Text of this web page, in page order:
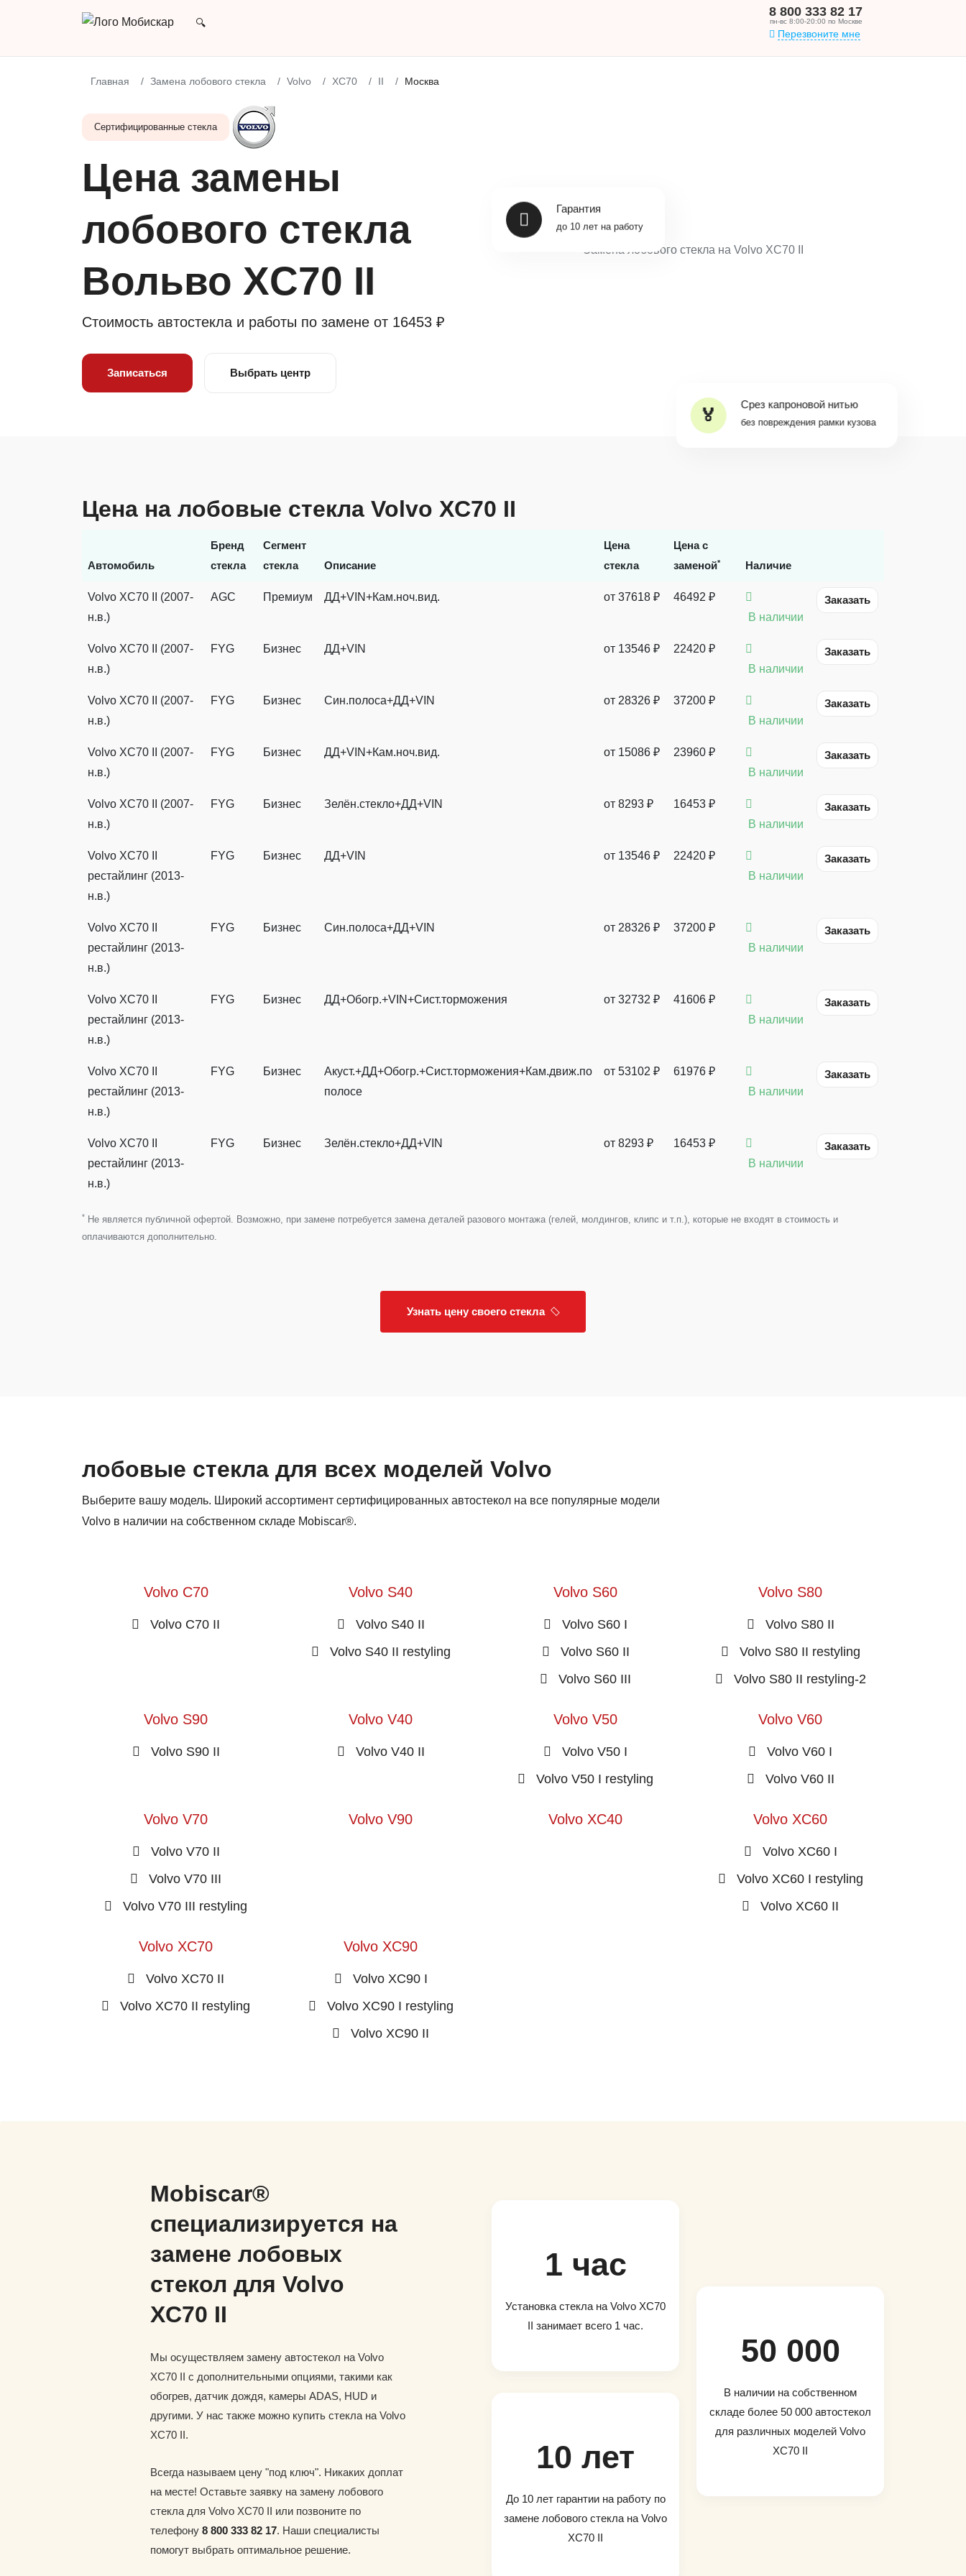
8 800 333 82 17
пн-вс 8:00-20:00 по Москве
Перезвоните мне
Главная Замена лобового стекла Volvo XC70 II Москва
Сертифицированные стекла
Цена замены
лобового стекла
Вольво XC70 II
Стоимость автостекла и работы по замене от 16453 ₽
Записаться Выбрать центр
Срез капроновой нитью
без повреждения рамки кузова
Гарантия
до 10 лет на работу
Цена на лобовые стекла Volvo XC70 II
Автомобиль
Бренд
стекла
Сегмент
стекла
Описание
Цена
стекла
Цена с
заменой* Наличие
Volvo XC70 II (2007-
н.в.)
AGC Премиум ДД+VIN+Кам.ноч.вид. от 37618 ₽
46492 ₽
В наличии
Заказать
Volvo XC70 II (2007-
н.в.)
FYG Бизнес ДД+VIN от 13546 ₽
22420 ₽
В наличии
Заказать
Volvo XC70 II (2007-
н.в.)
FYG Бизнес Син.полоса+ДД+VIN от 28326 ₽
37200 ₽
В наличии
Заказать
Volvo XC70 II (2007-
н.в.)
FYG Бизнес ДД+VIN+Кам.ноч.вид. от 15086 ₽
23960 ₽
В наличии
Заказать
Volvo XC70 II (2007-
н.в.)
FYG Бизнес Зелён.стекло+ДД+VIN от 8293 ₽
16453 ₽
В наличии
Заказать
Volvo XC70 II
рестайлинг (2013-
н.в.)
FYG Бизнес ДД+VIN от 13546 ₽
22420 ₽
В наличии
Заказать
Volvo XC70 II
рестайлинг (2013-
н.в.)
FYG Бизнес Син.полоса+ДД+VIN от 28326 ₽
37200 ₽
В наличии
Заказать
Volvo XC70 II
рестайлинг (2013-
н.в.)
FYG Бизнес ДД+Обогр.+VIN+Сист.торможения от 32732 ₽
41606 ₽
В наличии
Заказать
Volvo XC70 II
рестайлинг (2013-
н.в.)
FYG Бизнес
Акуст.+ДД+Обогр.+Сист.торможения+Кам.движ.по
полосе
от 53102 ₽
61976 ₽
В наличии
Заказать
Volvo XC70 II
рестайлинг (2013-
н.в.)
FYG Бизнес Зелён.стекло+ДД+VIN от 8293 ₽
16453 ₽
В наличии
Заказать
* Не является публичной офертой. Возможно, при замене потребуется замена деталей разового монтажа (гелей, молдингов, клипс и т.п.), которые не входят в стоимость и
оплачиваются дополнительно.
Узнать цену своего стекла
лобовые стекла для всех моделей Volvo
Выберите вашу модель. Широкий ассортимент сертифицированных автостекол на все популярные модели
Volvo в наличии на собственном складе Mobiscar®.
Volvo C70
Volvo C70 II
Volvo S40
Volvo S40 II
Volvo S40 II restyling
Volvo S60
Volvo S60 I
Volvo S60 II
Volvo S60 III
Volvo S80
Volvo S80 II
Volvo S80 II restyling
Volvo S80 II restyling-2
Volvo S90
Volvo S90 II
Volvo V40
Volvo V40 II
Volvo V50
Volvo V50 I
Volvo V50 I restyling
Volvo V60
Volvo V60 I
Volvo V60 II
Volvo V70
Volvo V70 II
Volvo V70 III
Volvo V70 III restyling
Volvo V90 Volvo XC40 Volvo XC60
Volvo XC60 I
Volvo XC60 I restyling
Volvo XC60 II
Volvo XC70
Volvo XC70 II
Volvo XC70 II restyling
Volvo XC90
Volvo XC90 I
Volvo XC90 I restyling
Volvo XC90 II
Mobiscar®
специализируется на
замене лобовых
стекол для Volvo
XC70 II
Мы осуществляем замену автостекол на Volvo
XC70 II с дополнительными опциями, такими как
обогрев, датчик дождя, камеры ADAS, HUD и
другими. У нас также можно купить стекла на Volvo
XC70 II.
Всегда называем цену "под ключ". Никаких доплат
на месте! Оставьте заявку на замену лобового
стекла для Volvo XC70 II или позвоните по
телефону 8 800 333 82 17. Наши специалисты
помогут выбрать оптимальное решение.
1 час
Установка стекла на Volvo XC70
II занимает всего 1 час.
10 лет
До 10 лет гарантии на работу по
замене лобового стекла на Volvo
XC70 II
50 000
В наличии на собственном
складе более 50 000 автостекол
для различных моделей Volvo
XC70 II